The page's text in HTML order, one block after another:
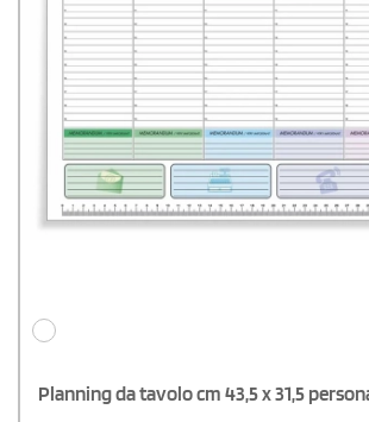
Planning da tavolo cm 43,5 x 31,5